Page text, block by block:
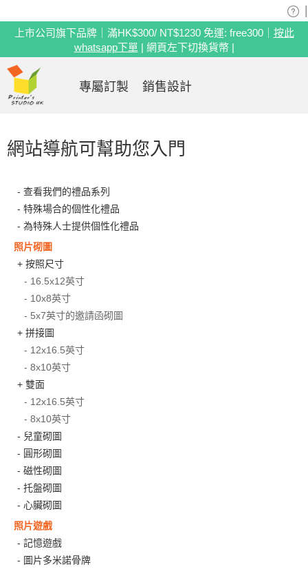
網站導航可幫助您入門
- 查看我們的禮品系列
- 特殊場合的個性化禮品
- 為特殊人士提供個性化禮品
照片砌圖
+ 按照尺寸
- 16.5x12英寸
- 10x8英寸
- 5x7英寸的邀請函砌圖
+ 拼接圖
- 12x16.5英寸
- 8x10英寸
+ 雙面
- 12x16.5英寸
- 8x10英寸
- 兒童砌圖
- 圓形砌圖
- 磁性砌圖
- 托盤砌圖
- 心臟砌圖
照片遊戲
- 記憶遊戲
- 圖片多米諾骨牌
上市公司旗下品牌｜滿HK$300/ NT$1230 免運: free300｜ 按此
whatsapp下單 | 網頁左下切換貨幣 |
專屬訂製 銷售設計